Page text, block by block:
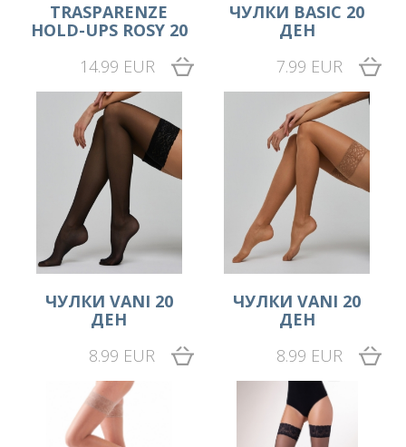
TRASPARENZE
HOLD-UPS ROSY 20
14.99 EUR
ЧУЛКИ BASIC 20
ДЕН
7.99 EUR
ЧУЛКИ VANI 20
ДЕН
8.99 EUR
ЧУЛКИ VANI 20
ДЕН
8.99 EUR